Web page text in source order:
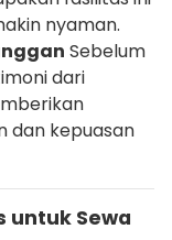
nyaman.
Sebelum
dari
dan kepuasan
untuk Sewa